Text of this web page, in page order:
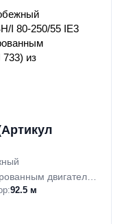
двигателем
стали AISI
92.5 м